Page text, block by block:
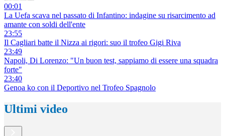
00:01
La Uefa scava nel passato di Infantino: indagine su risarcimento ad
amante con soldi dell'ente
23:55
Il Cagliari batte il Nizza ai rigori: suo il trofeo Gigi Riva
23:49
Napoli, Di Lorenzo: "Un buon test, sappiamo di essere una squadra
forte"
23:40
Genoa ko con il Deportivo nel Trofeo Spagnolo
Ultimi video